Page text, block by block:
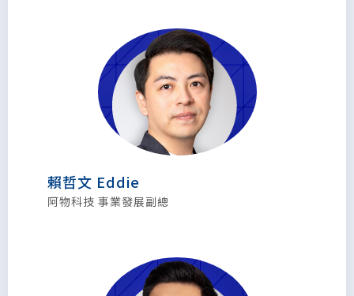
賴哲文 Eddie
阿物科技 事業發展副總